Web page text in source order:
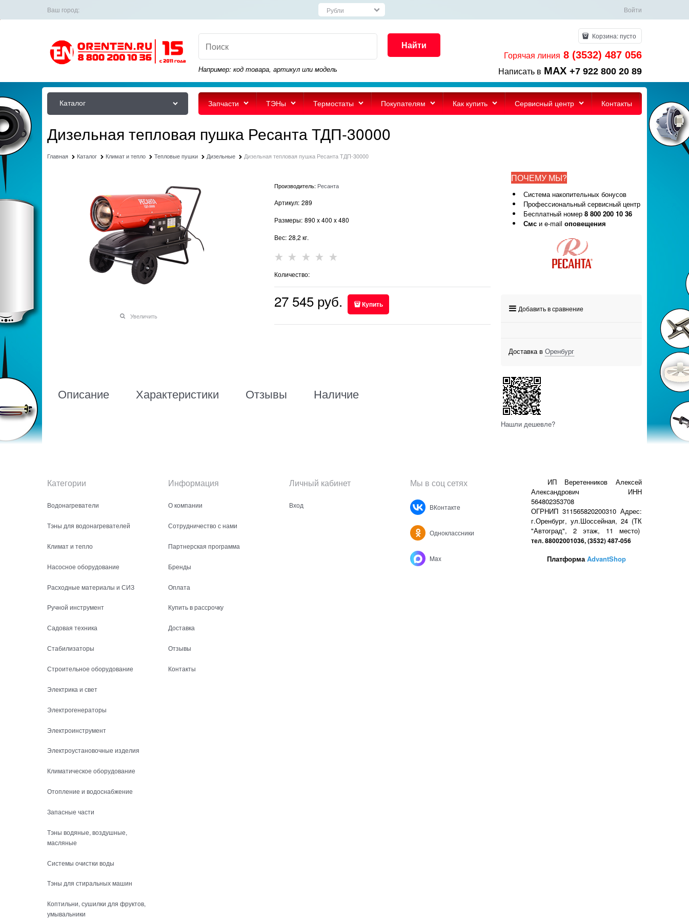
Ваш город: Войти
Найти
Например: код товара, артикул или модель
Корзина:пусто
Горячая линия 8 (3532) 487 056
Написать в MAX +7 922 800 20 89
Каталог Запчасти ТЭНы Термостаты Покупателям Как купить Сервисный центр Контакты
Дизельная тепловая пушка Ресанта ТДП-30000
Главная Каталог Климат и тепло Тепловые пушки Дизельные Дизельная тепловая пушка Ресанта ТДП-30000
Увеличить
Производитель: Ресанта
Артикул: 289
Размеры: 890 x400 x480
Вес: 28,2 кг.
Количество:
27 545 руб. Купить
Описание Характеристики Отзывы Наличие
ПОЧЕМУ МЫ?
Система накопительных бонусов
Профессиональный сервисный центр
Бесплатный номер 8 800 200 10 36
Смс и e-mail оповещения
Добавить в сравнение
Доставка в Оренбург
Нашли дешевле?
Категории
Водонагреватели
Тэны для водонагревателей
Климат и тепло
Насосное оборудование
Расходные материалы и СИЗ
Ручной инструмент
Садовая техника
Стабилизаторы
Строительное оборудование
Электрика и свет
Электрогенераторы
Электроинструмент
Электроустановочные изделия
Климатическое оборудование
Отопление и водоснабжение
Запасные части
Тэны водяные, воздушные,
масляные
Системы очистки воды
Тэны для стиральных машин
Коптильни, сушилки для фруктов,
умывальники
Информация
О компании
Сотрудничество с нами
Партнерская программа
Бренды
Оплата
Купить в рассрочку
Доставка
Отзывы
Контакты
Личный кабинет
Вход
Мы в соц сетях
ВКонтакте
Одноклассники
Max
ИП Веретенников Алексей
Александрович ИНН
564802353708
ОГРНИП 311565820200310 Адрес:
г.Оренбург, ул.Шоссейная, 24 (ТК
"Автоград", 2 этаж, 11 место)
тел. 88002001036, (3532) 487-056
ПлатформаAdvantShop